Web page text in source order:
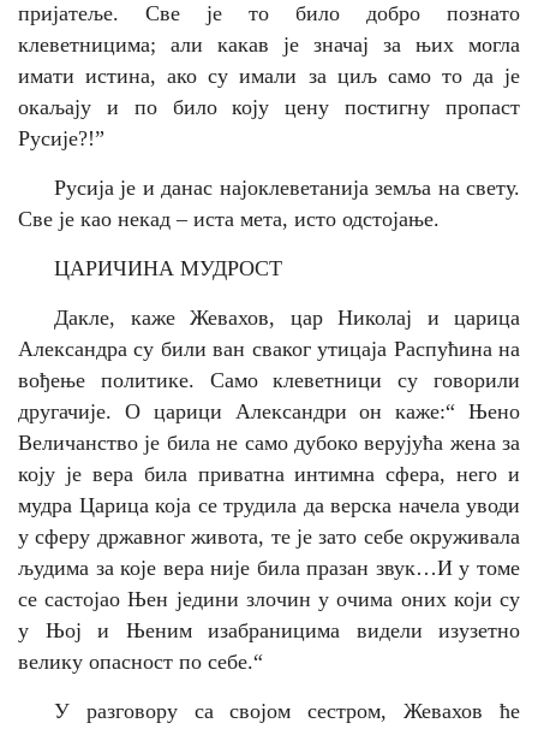
пријатеље.
Све је то било добро познато
клеветницима; али какав је значај за њих могла
имати истина, ако су имали за циљ само то да је
окаљају и по било коју цену постигну пропаст
Русије?!”
Русија је и данас најоклеветанија земља на свету.
Све је као некад – иста мета, исто одстојање.
ЦАРИЧИНА МУДРОСТ
Дакле, каже Жевахов, цар Николај и царица
Александра су били ван сваког утицаја Распућина на
вођење политике. Само клеветници су говорили
другачије. О царици Александри он каже:“ Њено
Величанство је била не само дубоко верујућа жена за
коју је вера била приватна интимна сфера, него и
мудра Царица која се трудила да верска начела уводи
у сферу државног живота, те је зато себе окруживала
људима за које вера није била празан звук…И у томе
се састојао Њен једини злочин у очима оних који су
у Њој и Њеним изабраницима видели изузетно
велику опасност по себе.“
У разговору са својом сестром, Жевахов ће